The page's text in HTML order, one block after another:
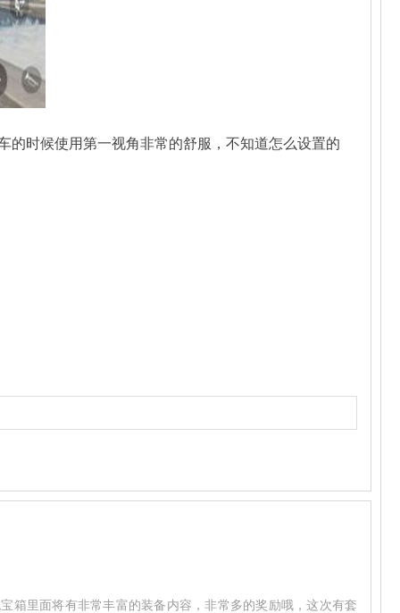
的时候使用第一视角非常的舒服，不知道怎么设置的
箱里面将有非常丰富的装备内容，非常多的奖励哦，这次有套